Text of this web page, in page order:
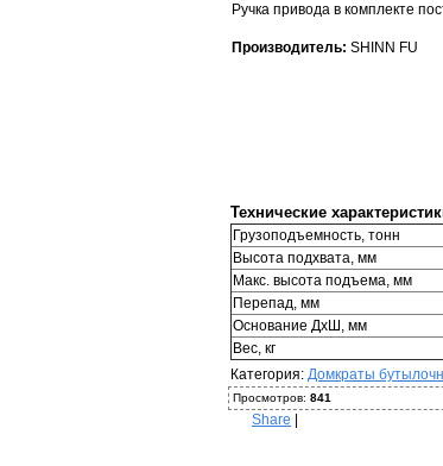
Ручка привода в комплекте
Производитель: SHINN FU
Технические
Грузоподъемность, тонн
Высота подхвата, мм
Макс. высота подъема, мм
Перепад, мм
Основание ДхШ, мм
Вес, кг
Категория: Домкраты
Просмотров: 841
Share